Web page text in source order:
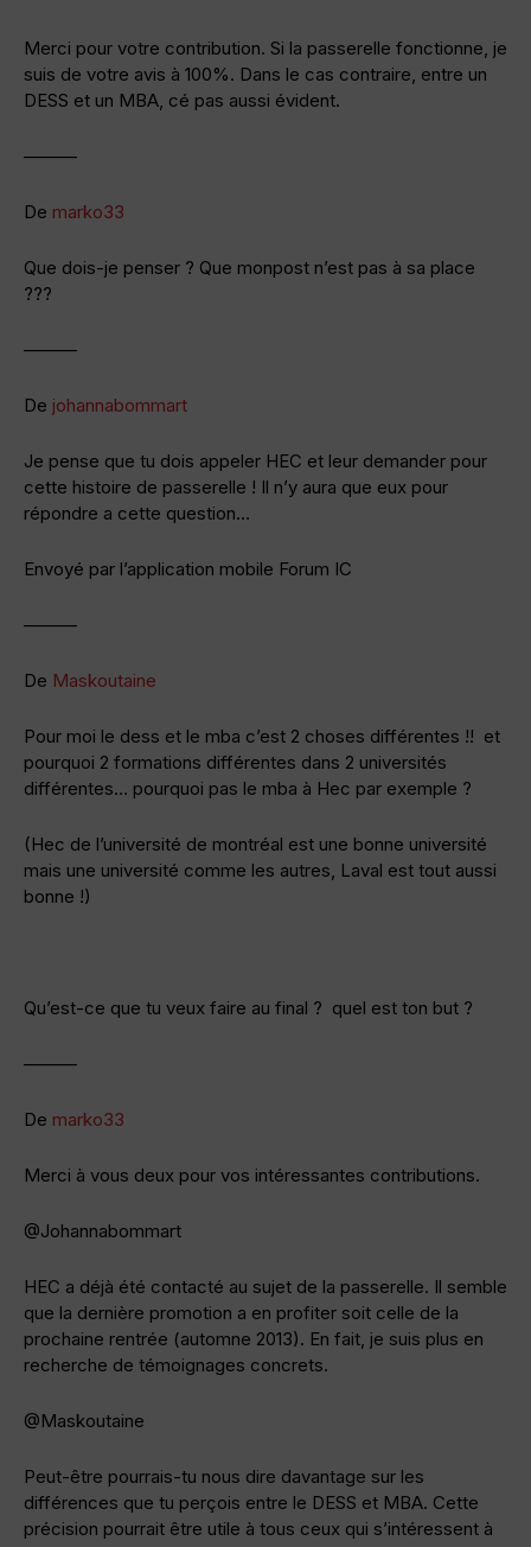
Merci pour votre contribution. Si la passerelle fonctionne, je
suis de votre avis à 100%. Dans le cas contraire, entre un
DESS et un MBA, cé pas aussi évident.
———
De marko33
Que dois-je penser ? Que monpost n’est pas à sa place
???
———
De johannabommart
Je pense que tu dois appeler HEC et leur demander pour
cette histoire de passerelle ! Il n’y aura que eux pour
répondre a cette question…
Envoyé par l’application mobile Forum IC
———
De Maskoutaine
Pour moi le dess et le mba c’est 2 choses différentes !! et
pourquoi 2 formations différentes dans 2 universités
différentes… pourquoi pas le mba à Hec par exemple ?
(Hec de l’université de montréal est une bonne université
mais une université comme les autres, Laval est tout aussi
bonne !)
Qu’est-ce que tu veux faire au final ? quel est ton but ?
———
De marko33
Merci à vous deux pour vos intéressantes contributions.
@Johannabommart
HEC a déjà été contacté au sujet de la passerelle. Il semble
que la dernière promotion a en profiter soit celle de la
prochaine rentrée (automne 2013). En fait, je suis plus en
recherche de témoignages concrets.
@Maskoutaine
Peut-être pourrais-tu nous dire davantage sur les
différences que tu perçois entre le DESS et MBA. Cette
précision pourrait être utile à tous ceux qui s’intéressent à